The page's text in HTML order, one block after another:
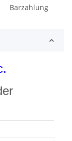
Barzahlung